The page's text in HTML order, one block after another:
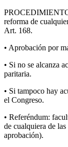
reforma de
Art. 168.
• Aprobación por
• Si no se alcanza
paritaria.
• Si tampoco hay
el Congreso.
• Referéndum:
de cualquiera de
aprobación).